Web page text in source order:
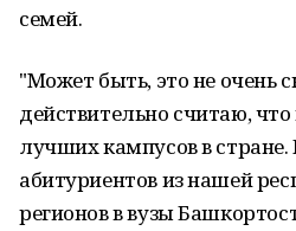
семей.
"Может быть, это не очень
действительно считаю,
лучших кампусов в
абитуриентов из нашей
регионов в вузы